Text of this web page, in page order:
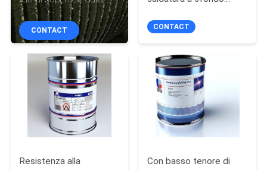
CONTROLLO
DI
QUALITÀ
CONTATTICI
NOTIZIE
RICHIEDA
sovrapposizione di
saldatura macchina
CONTACT
flusso per la produzione
CONTACT
Resistenza alla
Con basso tenore di